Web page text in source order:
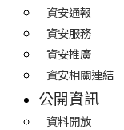
資安通報
資安服務
資安推廣
資安相關連結
公開資訊
資料開放